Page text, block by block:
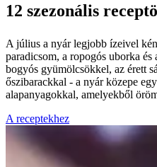
12 szezonális
A július a nyár legjobb ízeivel
paradicsom, a ropogós uborka
bogyós gyümölcsökkel, az érett
őszibarackkal - a nyár közepe
alapanyagokkal, amelyekből
A receptekhez